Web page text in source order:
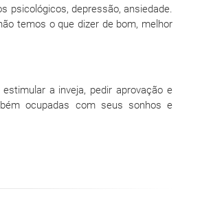
psicológicos, depressão, ansiedade.
temos o que dizer de bom, melhor
a inveja, pedir aprovação e
ocupadas com seus sonhos e